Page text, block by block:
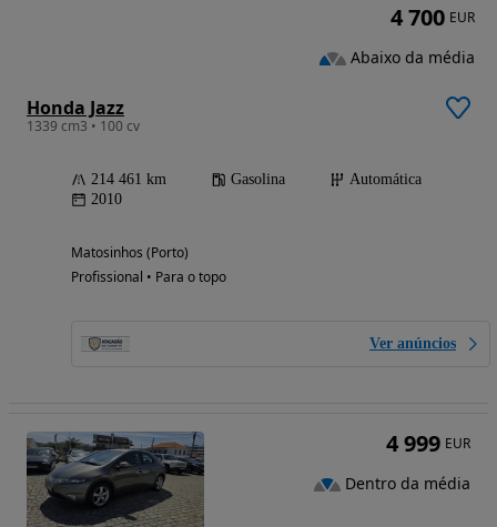
Honda Jazz
1339 cm3 • 100 cv
214 461 km Gasolina
Automática
2010
Matosinhos (Porto)
Profissional • Para o topo
Ver anúncios
4 700 EUR
Abaixo da média
4 999 EUR
Dentro da média